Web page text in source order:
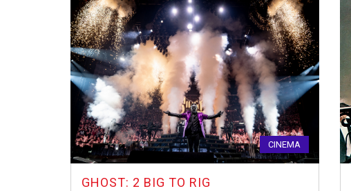
CINEMA
GHOST: 2 BIG TO RIG